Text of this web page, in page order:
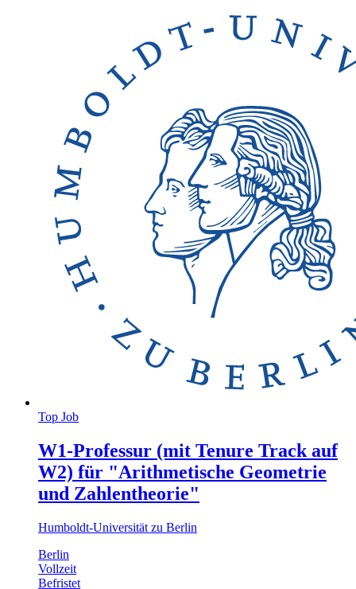
Top Job
W1-Professur (mit Tenure Track auf
W2) für "Arithmetische Geometrie
und Zahlentheorie"
Humboldt-Universität zu Berlin
Berlin
Vollzeit
Befristet